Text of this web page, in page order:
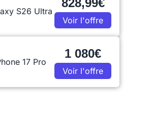
S26 Ultra
828,99€
Voir l'offre
17 Pro
1 080€
Voir l'offre